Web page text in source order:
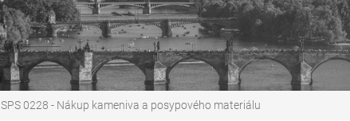
SPS 0228 - Nákup kameniva a posypového materiálu